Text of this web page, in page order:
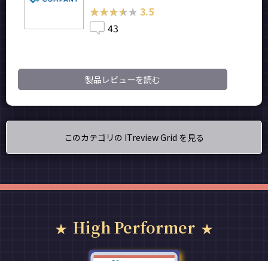
★★★★★
★★★★★ 3.5
43
製品レビューを読む
このカテゴリの ITreview Grid を見る
High Performer